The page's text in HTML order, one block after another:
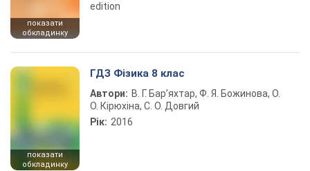
показати
обкладинку
edition
показати
обкладинку
ГДЗ Фізика 8 клас
Автори: В. Г. Бар’яхтар, Ф. Я. Божинова, О.
О. Кірюхіна, С. О. Довгий
Рік: 2016